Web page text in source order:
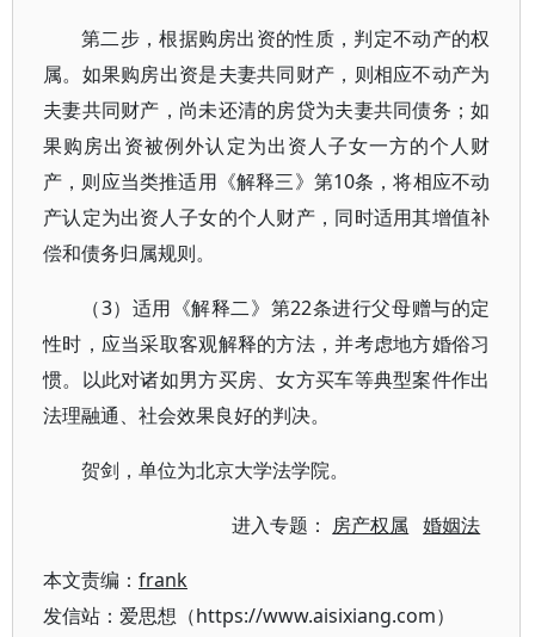
第二步，根据购房出资的性质，判定不动产的权
属。如果购房出资是夫妻共同财产，则相应不动产为
夫妻共同财产，尚未还清的房贷为夫妻共同债务；如
果购房出资被例外认定为出资人子女一方的个人财
产，则应当类推适用《解释三》第10条，将相应不动
产认定为出资人子女的个人财产，同时适用其增值补
偿和债务归属规则。
（3）适用《解释二》第22条进行父母赠与的定
性时，应当采取客观解释的方法，并考虑地方婚俗习
惯。以此对诸如男方买房、女方买车等典型案件作出
法理融通、社会效果良好的判决。
贺剑，单位为北京大学法学院。
进入专题： 房产权属 婚姻法
本文责编： frank
发信站：爱思想（https://www.aisixiang.com）